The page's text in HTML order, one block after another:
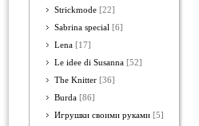
Strickmode [22]
Sabrina special [6]
Lena [17]
Le idee di Susanna [52]
The Knitter [36]
Burda [86]
Игрушки своими руками [5]